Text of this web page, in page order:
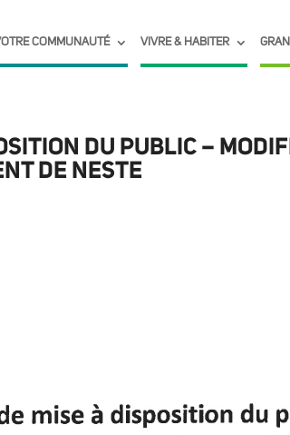
COMMUNAUTÉ VIVRE & HABITER
DU PUBLIC –
DE NESTE